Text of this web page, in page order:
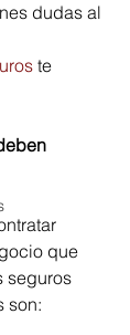
dudas al
te
que
seguros
son: